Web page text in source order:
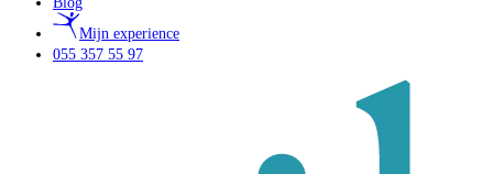
Mijn experience
055 357 55 97